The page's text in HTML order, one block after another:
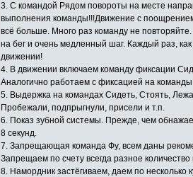
3. С командой Рядом повороты на месте
выполнения команды!!!Движение с
всё больше. Много раз команду не
на бег и очень медленный шаг. Каждый раз,
движении!
4. В движении включаем команду фиксации
Аналогично работаем с фиксацией на
5. Выдержка на командах Сидеть, Стоять,
Пробежали, подпрыгнули, присели и т.п.
6. Показ зубной системы. Прежде, чем
8 секунд.
7. Запрещающая команда Фу, всем даны
Запрещаем по счету всегда разное
8. Намордник застёгиваем, даем по несколько